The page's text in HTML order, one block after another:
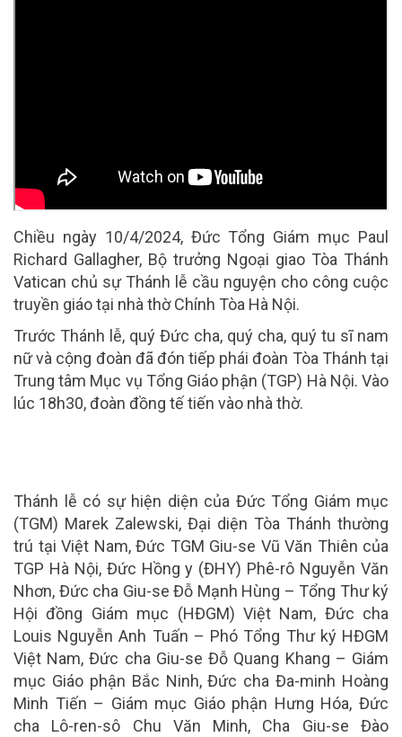
Chiều ngày 10/4/2024, Đức Tổng Giám mục Paul
Richard Gallagher, Bộ trưởng Ngoại giao Tòa Thánh
Vatican chủ sự Thánh lễ cầu nguyện cho công cuộc
truyền giáo tại nhà thờ Chính Tòa Hà Nội.
Trước Thánh lễ, quý Đức cha, quý cha, quý tu sĩ nam
nữ và cộng đoàn đã đón tiếp phái đoàn Tòa Thánh tại
Trung tâm Mục vụ Tổng Giáo phận (TGP) Hà Nội. Vào
lúc 18h30, đoàn đồng tế tiến vào nhà thờ.
Thánh lễ có sự hiện diện của Đức Tổng Giám mục
(TGM) Marek Zalewski, Đại diện Tòa Thánh thường
trú tại Việt Nam, Đức TGM Giu-se Vũ Văn Thiên của
TGP Hà Nội, Đức Hồng y (ĐHY) Phê-rô Nguyễn Văn
Nhơn, Đức cha Giu-se Đỗ Mạnh Hùng – Tổng Thư ký
Hội đồng Giám mục (HĐGM) Việt Nam, Đức cha
Louis Nguyễn Anh Tuấn – Phó Tổng Thư ký HĐGM
Việt Nam, Đức cha Giu-se Đỗ Quang Khang – Giám
mục Giáo phận Bắc Ninh, Đức cha Đa-minh Hoàng
Minh Tiến – Giám mục Giáo phận Hưng Hóa, Đức
cha Lô-ren-sô Chu Văn Minh, Cha Giu-se Đào